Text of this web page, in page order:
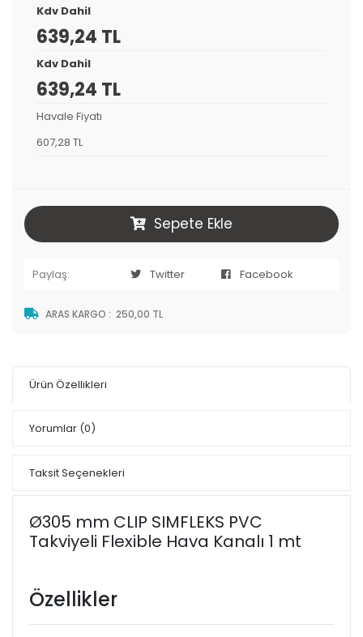
Kdv Dahil
639,24 TL
Kdv Dahil
639,24 TL
Havale Fiyatı
607,28 TL
Sepete Ekle
Paylaş: Twitter Facebook
ARAS KARGO : 250,00 TL
Ürün Özellikleri
Yorumlar (0)
Taksit Seçenekleri
Ø305 mm CLIP SIMFLEKS PVC
Takviyeli Flexible Hava Kanalı 1 mt
Özellikler